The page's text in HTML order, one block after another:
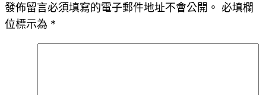
發佈留言必須填寫的電子郵件地址不會公開。 必填欄
位標示為 *